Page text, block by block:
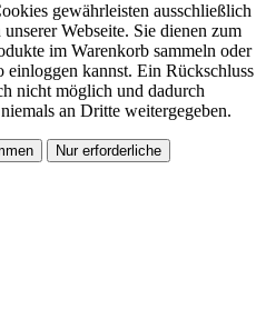
gewährleisten ausschließlich
Webseite. Sie dienen zum
im Warenkorb sammeln oder
kannst. Ein Rückschluss
nicht möglich und dadurch
an Dritte weitergegeben.
Nur erforderliche